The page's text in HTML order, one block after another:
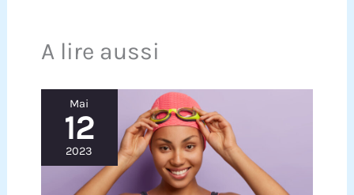
A lire aussi
Mai
12
2023